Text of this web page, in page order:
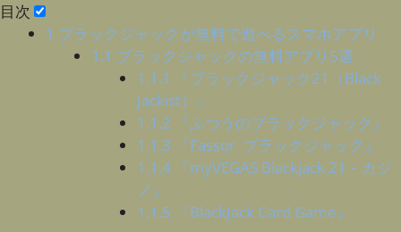
目次
1 ブラックジャックが無料で遊べるスマホアプリ
1.1 ブラックジャックの無料アプリ5選
1.1.1
『ブラックジャック21（Black
Jackist）』
1.1.2 『ふつうのブラックジャック』
1.1.3 『Fassor ブラックジャック』
1.1.4 『myVEGAS Blackjack 21 – カジ
ノ』
1.1.5 『BlackJack Card Game』